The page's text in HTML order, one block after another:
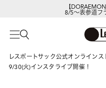
【
8/5～表参道フ
レスポートサック公式オンラインス
9/30(火)インスタライブ開催！